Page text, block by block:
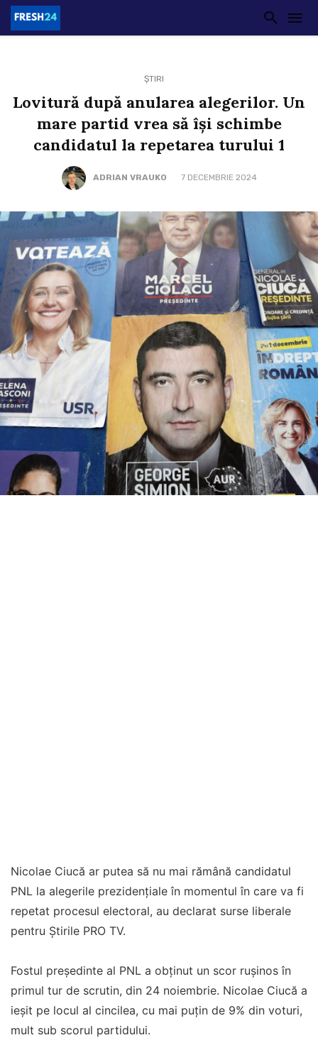
ȘTIRI
Lovitură după anularea alegerilor. Un
mare partid vrea să își schimbe
candidatul la repetarea turului 1
ADRIAN VRAUKO 7 DECEMBRIE 2024
Nicolae Ciucă ar putea să nu mai rămână candidatul
PNL la alegerile prezidențiale în momentul în care va fi
repetat procesul electoral, au declarat surse liberale
pentru Știrile PRO TV.
Fostul președinte al PNL a obținut un scor rușinos în
primul tur de scrutin, din 24 noiembrie. Nicolae Ciucă a
ieșit pe locul al cincilea, cu mai puțin de 9% din voturi,
mult sub scorul partidului.